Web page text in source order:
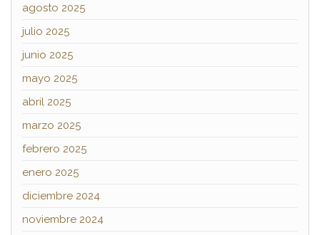
agosto 2025
julio 2025
junio 2025
mayo 2025
abril 2025
marzo 2025
febrero 2025
enero 2025
diciembre 2024
noviembre 2024